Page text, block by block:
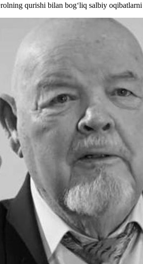
qurishi bilan bog‘liq salbiy